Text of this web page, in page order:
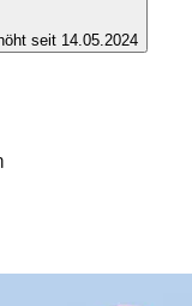
seit 14.05.2024